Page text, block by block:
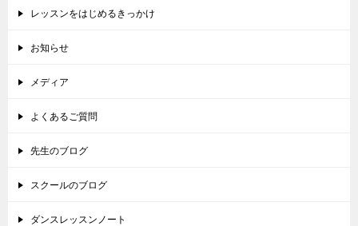
レッスンをはじめるきっかけ
お知らせ
メディア
よくあるご質問
先生のブログ
スクールのブログ
ダンスレッスンノート